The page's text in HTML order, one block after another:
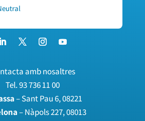
amb nosaltres
Tel.93 736 11 00
– Sant Pau 6, 08221
– Nàpols 227, 08013